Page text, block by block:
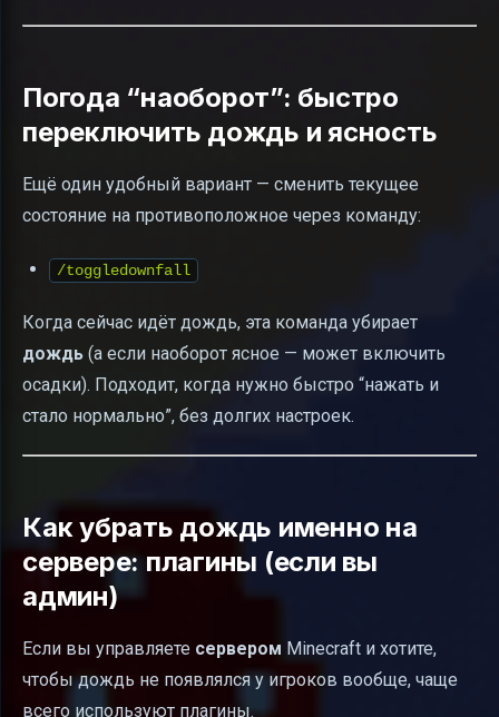
Погода “наоборот”: быстро
переключить дождь и ясность
Ещё один удобный вариант — сменить текущее
состояние на противоположное через команду:
/toggledownfall
Когда сейчас идёт дождь, эта команда убирает
дождь (а если наоборот ясное — может включить
осадки). Подходит, когда нужно быстро “нажать и
стало нормально”, без долгих настроек.
Как убрать дождь именно на
сервере: плагины (если вы
админ)
Если вы управляете сервером Minecraft и хотите,
чтобы дождь не появлялся у игроков вообще, чаще
всего используют плагины.